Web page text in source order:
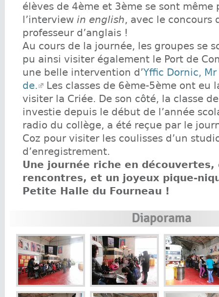
élèves de 4ème et 3ème se sont même
l’interview in english, avec le concours
professeur d’anglais !
Au cours de la journée, les groupes se
pu ainsi visiter également le Port de
une belle intervention d’Yffic Dornic,
de.
Les classes de 6ème-5ème ont eu
visiter la Criée. De son côté, la classe
investie depuis le début de l’année
radio du collège, a été reçue par le
Coz pour visiter les coulisses d’un
d’enregistrement.
Une journée riche en découvertes,
rencontres, et un joyeux pique-
Petite Halle du Fourneau !
Diaporama